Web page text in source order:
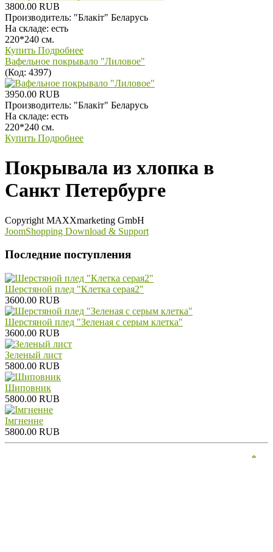
3800.00 RUB
Производитель: "Блакiт" Беларусь
На складе: есть
220*240 см.
Купить Подробнее
Вафельное покрывало "Лиловое"
(Код: 4397)
3950.00 RUB
Производитель: "Блакiт" Беларусь
На складе: есть
220*240 см.
Купить Подробнее
Покрывала из хлопка в
Санкт Петербурге
Copyright MAXXmarketing GmbH
JoomShopping Download & Support
Последние поступления
Шерстяной плед "Клетка серая2"
3600.00 RUB
Шерстяной плед "Зеленая с серым клетка"
3600.00 RUB
Зеленый лист
5800.00 RUB
Шиповник
5800.00 RUB
Iмгненне
5800.00 RUB
⇑